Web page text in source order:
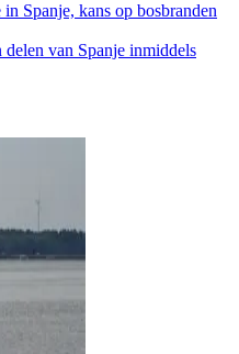
Spanje, kans op bosbranden
van Spanje inmiddels